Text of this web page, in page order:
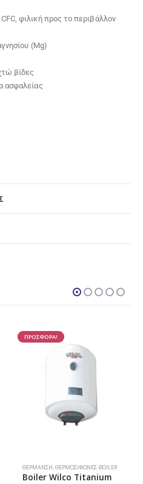
φιλική προς το περιβάλλον
(Mg)
βίδες
ασφαλείας
ΠΡΟΣΦΟΡΑ!
ΘΈΡΜΑΝΣΗ,ΘΕΡΜΟΣΊΦΩΝΕΣ-BOILER
Boiler Wilco Titanium